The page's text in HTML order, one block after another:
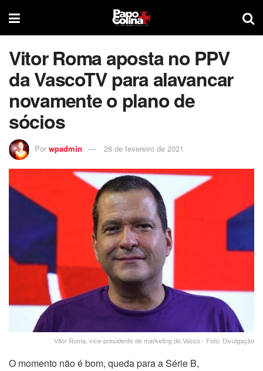
Vitor Roma aposta no PPV
da VascoTV para alavancar
novamente o plano de
sócios
Por wpadmin 28 de fevereiro de 2021
Vitor Roma, vice-presidente de marketing do Vasco - Foto: Divulgação
O momento não é bom, queda para a Série B,